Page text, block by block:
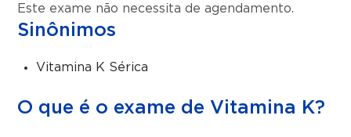
Este exame não necessita de agendamento.
Sinônimos
Vitamina K Sérica
O que é o exame de Vitamina K?